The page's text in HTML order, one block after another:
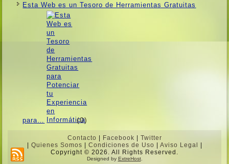
Esta Web es un Tesoro de Herramientas Gratuitas
para… (0)
Contacto Facebook
Twitter
Quienes Somos Condiciones de Uso Aviso Legal
Copyright © 2026. All Rights Reserved.
Designed by ExtreHost.